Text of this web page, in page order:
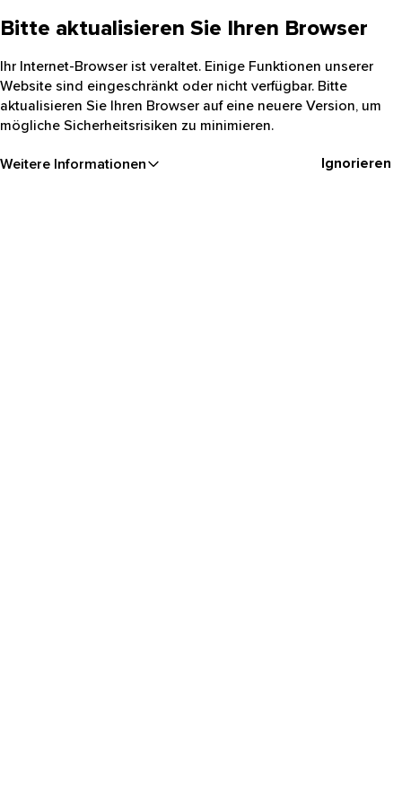
Bitte aktualisieren Sie Ihren Browser
Ihr Internet-Browser ist veraltet. Einige Funktionen unserer
Website sind eingeschränkt oder nicht verfügbar. Bitte
aktualisieren Sie Ihren Browser auf eine neuere Version, um
mögliche Sicherheitsrisiken zu minimieren.
Weitere Informationen Ignorieren